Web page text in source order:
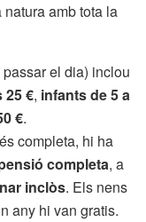
amb tota la
el dia) inclou
25 €, infants de 5 a
€.
completa, hi ha
completa, a
inclòs. Els nens
any hi van gratis.